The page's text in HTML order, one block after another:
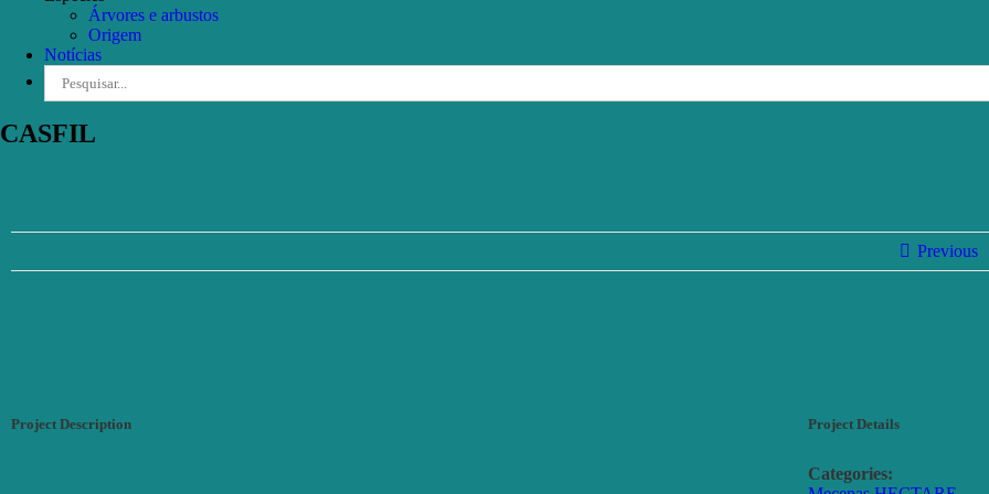
Árvores e arbustos
Origem
Notícias
CASFIL
Previous
Project Description Project Details
Categories: